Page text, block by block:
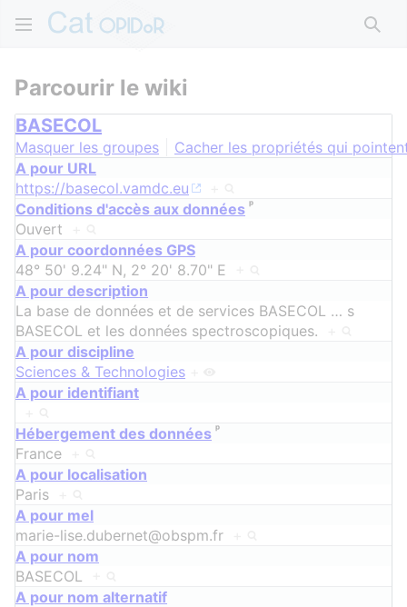
Parcourir le wiki
BASECOL
Masquer les groupes
Cacher les propriétés qui
A pour URL
https://basecol.vamdc.eu
Conditions d'accès aux données ᵖ
Ouvert
A pour coordonnées GPS
48° 50' 9.24" N, 2° 20' 8.70" E
A pour description
La base de données et de services BASECOL … s
BASECOL et les données spectroscopiques.
A pour discipline
Sciences & Technologies
A pour identifiant
Hébergement des données ᵖ
France
A pour localisation
Paris
A pour mel
marie-lise.dubernet@obspm.fr
A pour nom
BASECOL
A pour nom alternatif